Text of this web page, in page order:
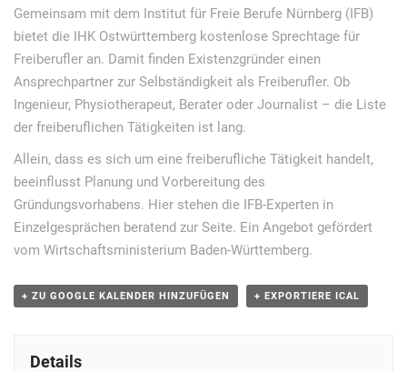
a
n
s
t
a
l
t
u
n
N
Gemeinsam mit dem Institut für Freie Berufe Nürnberg (IFB)
bietet die IHK Ostwürttemberg kostenlose Sprechtage für
Freiberufler an. Damit finden Existenzgründer einen
Ansprechpartner zur Selbständigkeit als Freiberufler. Ob
Ingenieur, Physiotherapeut, Berater oder Journalist – die Liste
der freiberuflichen Tätigkeiten ist lang.
Allein, dass es sich um eine freiberufliche Tätigkeit handelt,
beeinflusst Planung und Vorbereitung des
Gründungsvorhabens. Hier stehen die IFB-Experten in
Einzelgesprächen beratend zur Seite. Ein Angebot gefördert
vom Wirtschaftsministerium Baden-Württemberg.
+ ZU GOOGLE KALENDER HINZUFÜGEN + EXPORTIERE ICAL
Details